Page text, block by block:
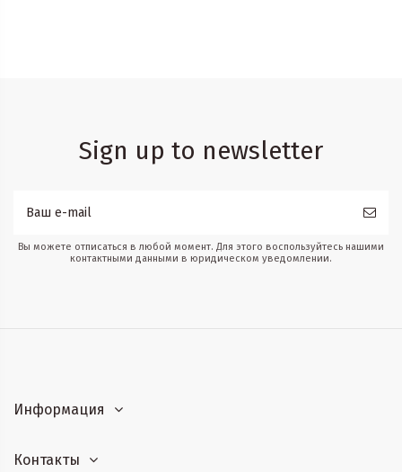
Sign up to newsletter
Вы можете отписаться в любой момент. Для этого воспользуйтесь нашими
контактными данными в юридическом уведомлении.
Информация
Контакты